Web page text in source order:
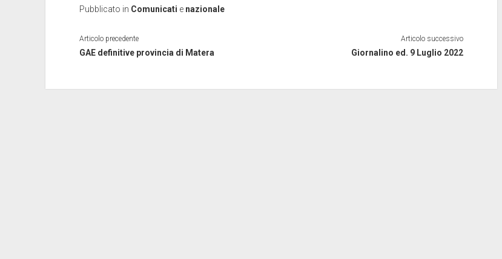
Pubblicato in Comunicati e nazionale
Articolo precedente
GAE definitive provincia di Matera
Articolo successivo
Giornalino ed. 9 Luglio 2022